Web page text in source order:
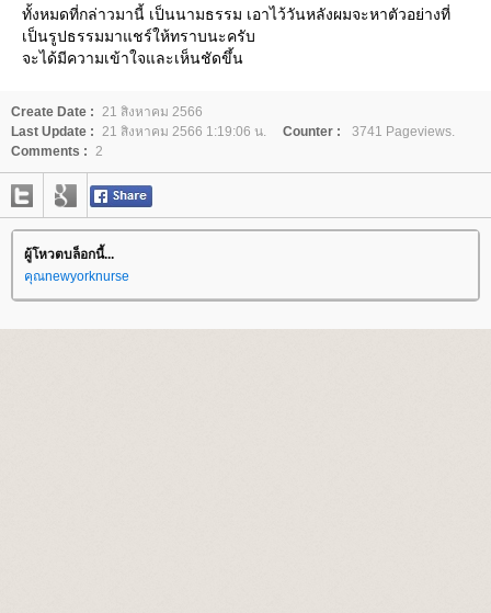
ทั้งหมดที่กล่าวมานี้ เป็นนามธรรม เอาไว้วันหลังผมจะหาตัวอย่างที่
เป็นรูปธรรมมาแชร์ให้ทราบนะครับ
จะได้มีความเข้าใจและเห็นชัดขึ้น
Create Date : 21 สิงหาคม 2566
Last Update : 21 สิงหาคม 2566 1:19:06 น. Counter :
3741 Pageviews.
Comments : 2
ผู้โหวตบล็อกนี้...
คุณnewyorknurse